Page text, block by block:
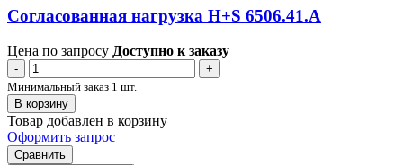
Согласованная нагрузка H+S 6506.41.A
Цена по запросу Доступно к заказу
-
+
Минимальный заказ 1 шт.
В корзину
Товар добавлен в корзину
Оформить запрос
Сравнить